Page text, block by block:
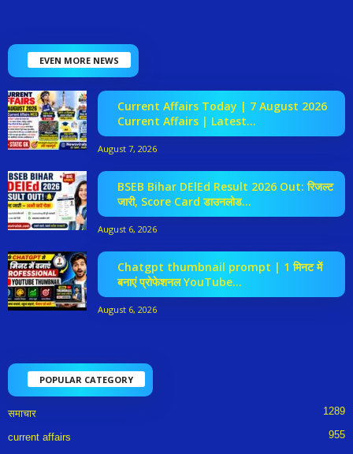
EVEN MORE NEWS
Current Affairs Today | 7 August 2026
Current Affairs | Latest...
August 7, 2026
BSEB Bihar DElEd Result 2026 Out: रिजल्ट
जारी, Score Card डाउनलोड...
August 6, 2026
Chatgpt thumbnail prompt | 1 मिनट में
बनाएं प्रोफेशनल YouTube...
August 6, 2026
POPULAR CATEGORY
समाचार 1289
current affairs
955